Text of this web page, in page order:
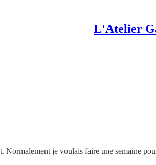
L'Atelier
Normalement je voulais faire une semaine